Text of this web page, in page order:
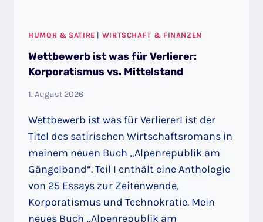
HUMOR & SATIRE | WIRTSCHAFT & FINANZEN
Wettbewerb ist was für Verlierer:
Korporatismus vs. Mittelstand
1. August 2026
Wettbewerb ist was für Verlierer! ist der
Titel des satirischen Wirtschaftsromans in
meinem neuen Buch „Alpenrepublik am
Gängelband“. Teil I enthält eine Anthologie
von 25 Essays zur Zeitenwende,
Korporatismus und Technokratie. Mein
neues Buch „Alpenrepublik am